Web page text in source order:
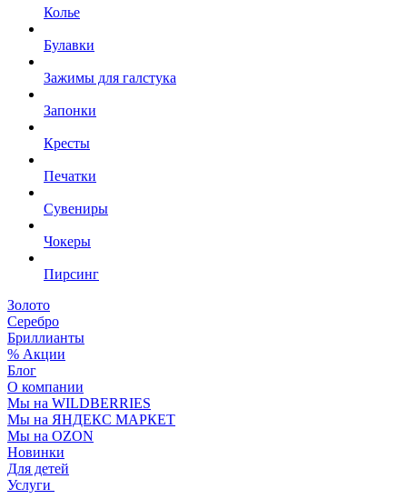
Колье
Булавки
Зажимы для галстука
Запонки
Кресты
Печатки
Сувениры
Чокеры
Пирсинг
Золото
Серебро
Бриллианты
% Акции
Блог
О компании
Мы на WILDBERRIES
Мы на ЯНДЕКС МАРКЕТ
Мы на OZON
Новинки
Для детей
Услуги